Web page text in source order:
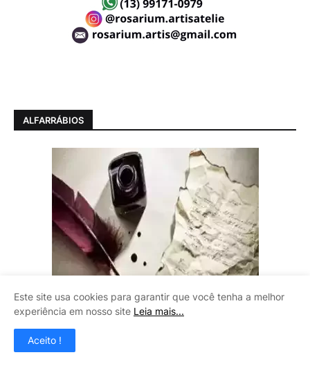
ALFARRÁBIOS
Este site usa cookies para garantir que você tenha a melhor
experiência em nosso site Leia mais...
Aceito !